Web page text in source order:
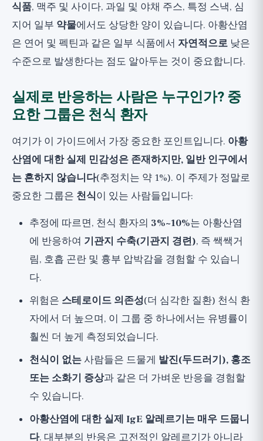
식품, 맥주 및 사이다, 과일 및 야채 주스, 특정 스낵, 심
지어 일부 약물에서도 상당한 양이 있습니다. 아황산염
은 연어 및 펙틴과 같은 일부 식품에서 자연적으로 낮은
수준으로 발생한다는 점도 알아두는 것이 중요합니다.
실제로 반응하는 사람은 누구인가? 중
요한 그룹은 천식 환자
여기가 이 가이드에서 가장 중요한 포인트입니다. 아황
산염에 대한 실제 민감성은 존재하지만, 일반 인구에서
는 흔하지 않습니다(추정치는 약 1%). 이 주제가 정말로
중요한 그룹은 천식이 있는 사람들입니다:
추정에 따르면, 천식 환자의 3%~10%는 아황산염
에 반응하여 기관지 수축(기관지 경련), 즉 쌕쌕거
림, 호흡 곤란 및 흉부 압박감을 경험할 수 있습니
다.
위험은 스테로이드 의존성(더 심각한 질환) 천식 환
자에서 더 높으며, 이 그룹 중 하나에서는 유병률이
훨씬 더 높게 측정되었습니다.
천식이 없는사람들은 드물게 발진(두드러기), 홍조
또는 소화기 증상과 같은 더 가벼운 반응을 경험할
수 있습니다.
아황산염에 대한 실제 IgE 알레르기는 매우 드뭅니
다. 대부분의 반응은 고전적인 알레르기가 아니라